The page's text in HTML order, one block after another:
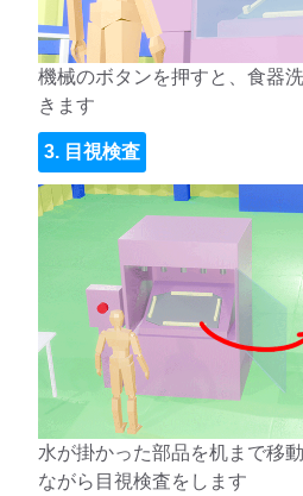
機械のボタンを押すと、食器
きます
3. 目視検査
水が掛かった部品を机まで移
ながら目視検査をします